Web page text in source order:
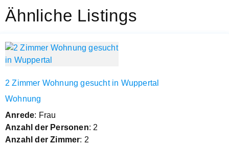
Ähnliche Listings
2 Zimmer Wohnung gesucht in Wuppertal
Wohnung
Anrede: Frau
Anzahl der Personen: 2
Anzahl der Zimmer: 2